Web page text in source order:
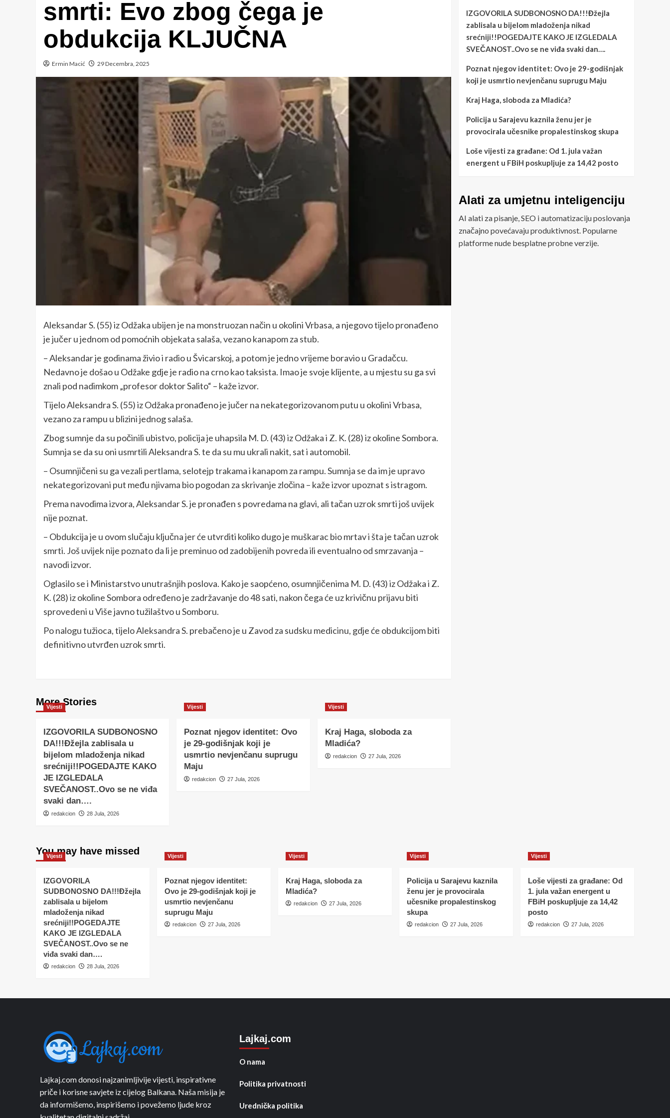
smrti: Evo zbog čega je
obdukcija KLJUČNA
Ermin Macić 29 Decembra, 2025
Aleksandar S. (55) iz Odžaka ubijen je na monstruozan način u okolini Vrbasa, a njegovo tijelo pronađeno
je jučer u jednom od pomoćnih objekata salaša, vezano kanapom za stub.
– Aleksandar je godinama živio i radio u Švicarskoj, a potom je jedno vrijeme boravio u Gradačcu.
Nedavno je došao u Odžake gdje je radio na crno kao taksista. Imao je svoje klijente, a u mjestu su ga svi
znali pod nadimkom „profesor doktor Salito“ – kaže izvor.
Tijelo Aleksandra S. (55) iz Odžaka pronađeno je jučer na nekategorizovanom putu u okolini Vrbasa,
vezano za rampu u blizini jednog salaša.
Zbog sumnje da su počinili ubistvo, policija je uhapsila M. D. (43) iz Odžaka i Z. K. (28) iz okoline Sombora.
Sumnja se da su oni usmrtili Aleksandra S. te da su mu ukrali nakit, sat i automobil.
– Osumnjičeni su ga vezali pertlama, selotejp trakama i kanapom za rampu. Sumnja se da im je upravo
nekategorizovani put među njivama bio pogodan za skrivanje zločina – kaže izvor upoznat s istragom.
Prema navodima izvora, Aleksandar S. je pronađen s povredama na glavi, ali tačan uzrok smrti još uvijek
nije poznat.
– Obdukcija je u ovom slučaju ključna jer će utvrditi koliko dugo je muškarac bio mrtav i šta je tačan uzrok
smrti. Još uvijek nije poznato da li je preminuo od zadobijenih povreda ili eventualno od smrzavanja –
navodi izvor.
Oglasilo se i Ministarstvo unutrašnjih poslova. Kako je saopćeno, osumnjičenima M. D. (43) iz Odžaka i Z.
K. (28) iz okoline Sombora određeno je zadržavanje do 48 sati, nakon čega će uz krivičnu prijavu biti
sprovedeni u Više javno tužilaštvo u Somboru.
Po nalogu tužioca, tijelo Aleksandra S. prebačeno je u Zavod za sudsku medicinu, gdje će obdukcijom biti
definitivno utvrđen uzrok smrti.
More Stories
Vijesti
IZGOVORILA SUDBONOSNO
DA!!!Đžejla zablisala u
bijelom mladoženja nikad
srećniji!!POGEDAJTE KAKO
JE IZGLEDALA
SVEČANOST..Ovo se ne viđa
svaki dan….
redakcion 28 Jula, 2026
Vijesti
Poznat njegov identitet: Ovo
je 29-godišnjak koji je
usmrtio nevjenčanu suprugu
Maju
redakcion 27 Jula, 2026
Vijesti
Kraj Haga, sloboda za
Mladića?
redakcion 27 Jula, 2026
IZGOVORILA SUDBONOSNO DA!!!Đžejla
zablisala u bijelom mladoženja nikad
srećniji!!POGEDAJTE KAKO JE IZGLEDALA
SVEČANOST..Ovo se ne viđa svaki dan….
Poznat njegov identitet: Ovo je 29-godišnjak
koji je usmrtio nevjenčanu suprugu Maju
Kraj Haga, sloboda za Mladića?
Policija u Sarajevu kaznila ženu jer je
provocirala učesnike propalestinskog skupa
Loše vijesti za građane: Od 1. jula važan
energent u FBiH poskupljuje za 14,42 posto
Alati za umjetnu inteligenciju
AI alati za pisanje, SEO i automatizaciju poslovanja
značajno povećavaju produktivnost. Popularne
platforme nude besplatne probne verzije.
You may have missed
Vijesti
IZGOVORILA
SUDBONOSNO DA!!!Đžejla
zablisala u bijelom
mladoženja nikad
srećniji!!POGEDAJTE
KAKO JE IZGLEDALA
SVEČANOST..Ovo se ne
viđa svaki dan….
redakcion 28 Jula, 2026
Vijesti
Poznat njegov identitet:
Ovo je 29-godišnjak koji je
usmrtio nevjenčanu
suprugu Maju
redakcion 27 Jula, 2026
Vijesti
Kraj Haga, sloboda za
Mladića?
redakcion 27 Jula, 2026
Vijesti
Policija u Sarajevu kaznila
ženu jer je provocirala
učesnike propalestinskog
skupa
redakcion 27 Jula, 2026
Vijesti
Loše vijesti za građane: Od
1. jula važan energent u
FBiH poskupljuje za 14,42
posto
redakcion 27 Jula, 2026
Lajkaj.com donosi najzanimljivije vijesti, inspirativne
priče i korisne savjete iz cijelog Balkana. Naša misija je
da informišemo, inspirišemo i povežemo ljude kroz
Lajkaj.com
O nama
Politika privatnosti
Urednička politika